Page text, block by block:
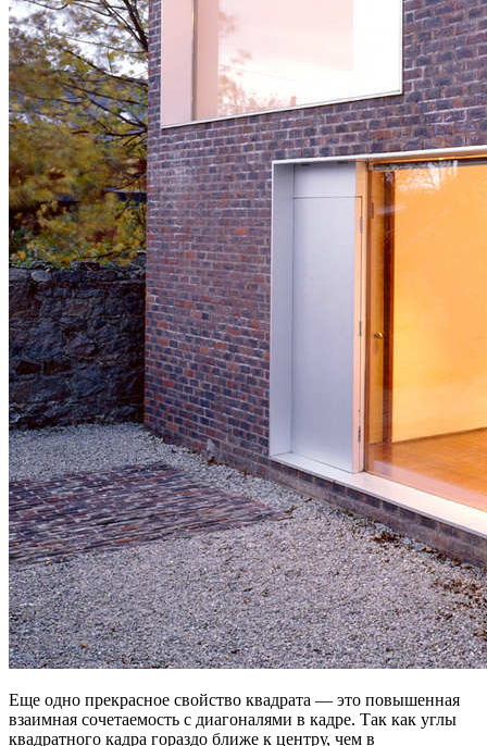
Еще одно прекрасное свойство квадрата — это повышенная
взаимная сочетаемость с диагоналями в кадре. Так как углы
квадратного кадра гораздо ближе к центру, чем в